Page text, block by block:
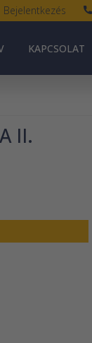
Bejelentkezés
KAPCSOLAT
II.